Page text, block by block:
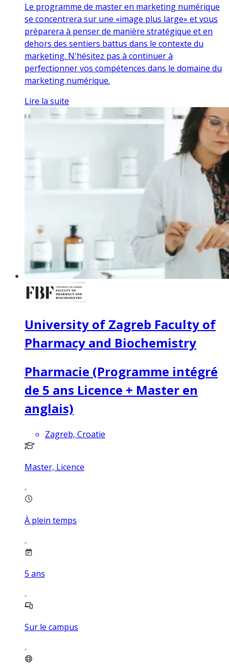
Le programme de master en marketing numérique
se concentrera sur une «image plus large» et vous
préparera à penser de manière stratégique et en
dehors des sentiers battus dans le contexte du
marketing. N'hésitez pas à continuer à
perfectionner vos compétences dans le domaine du
marketing numérique.
Lire la suite
University of Zagreb Faculty of
Pharmacy and Biochemistry
Pharmacie (Programme intégré
de 5 ans Licence + Master en
anglais)
Zagreb, Croatie
Master, Licence
À plein temps
5 ans
Sur le campus